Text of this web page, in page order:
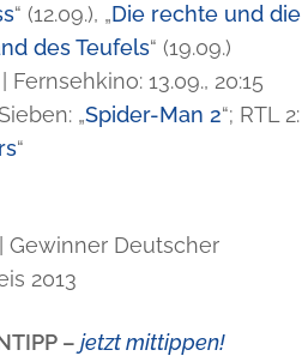
“ (12.09.), „Die rechte und die
des Teufels“ (19.09.)
Fernsehkino: 13.09., 20:15
„Spider-Man 2“; RTL 2:
“
| Gewinner Deutscher
2013
– jetzt mittippen!